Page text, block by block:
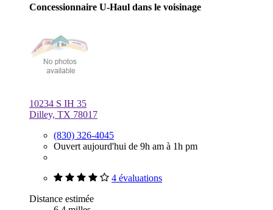
Concessionnaire U-Haul dans le voisinage
10234 S IH 35
Dilley, TX 78017
(830) 326-4045
Ouvert aujourd'hui de 9h am à 1h pm
4 évaluations
Distance estimée